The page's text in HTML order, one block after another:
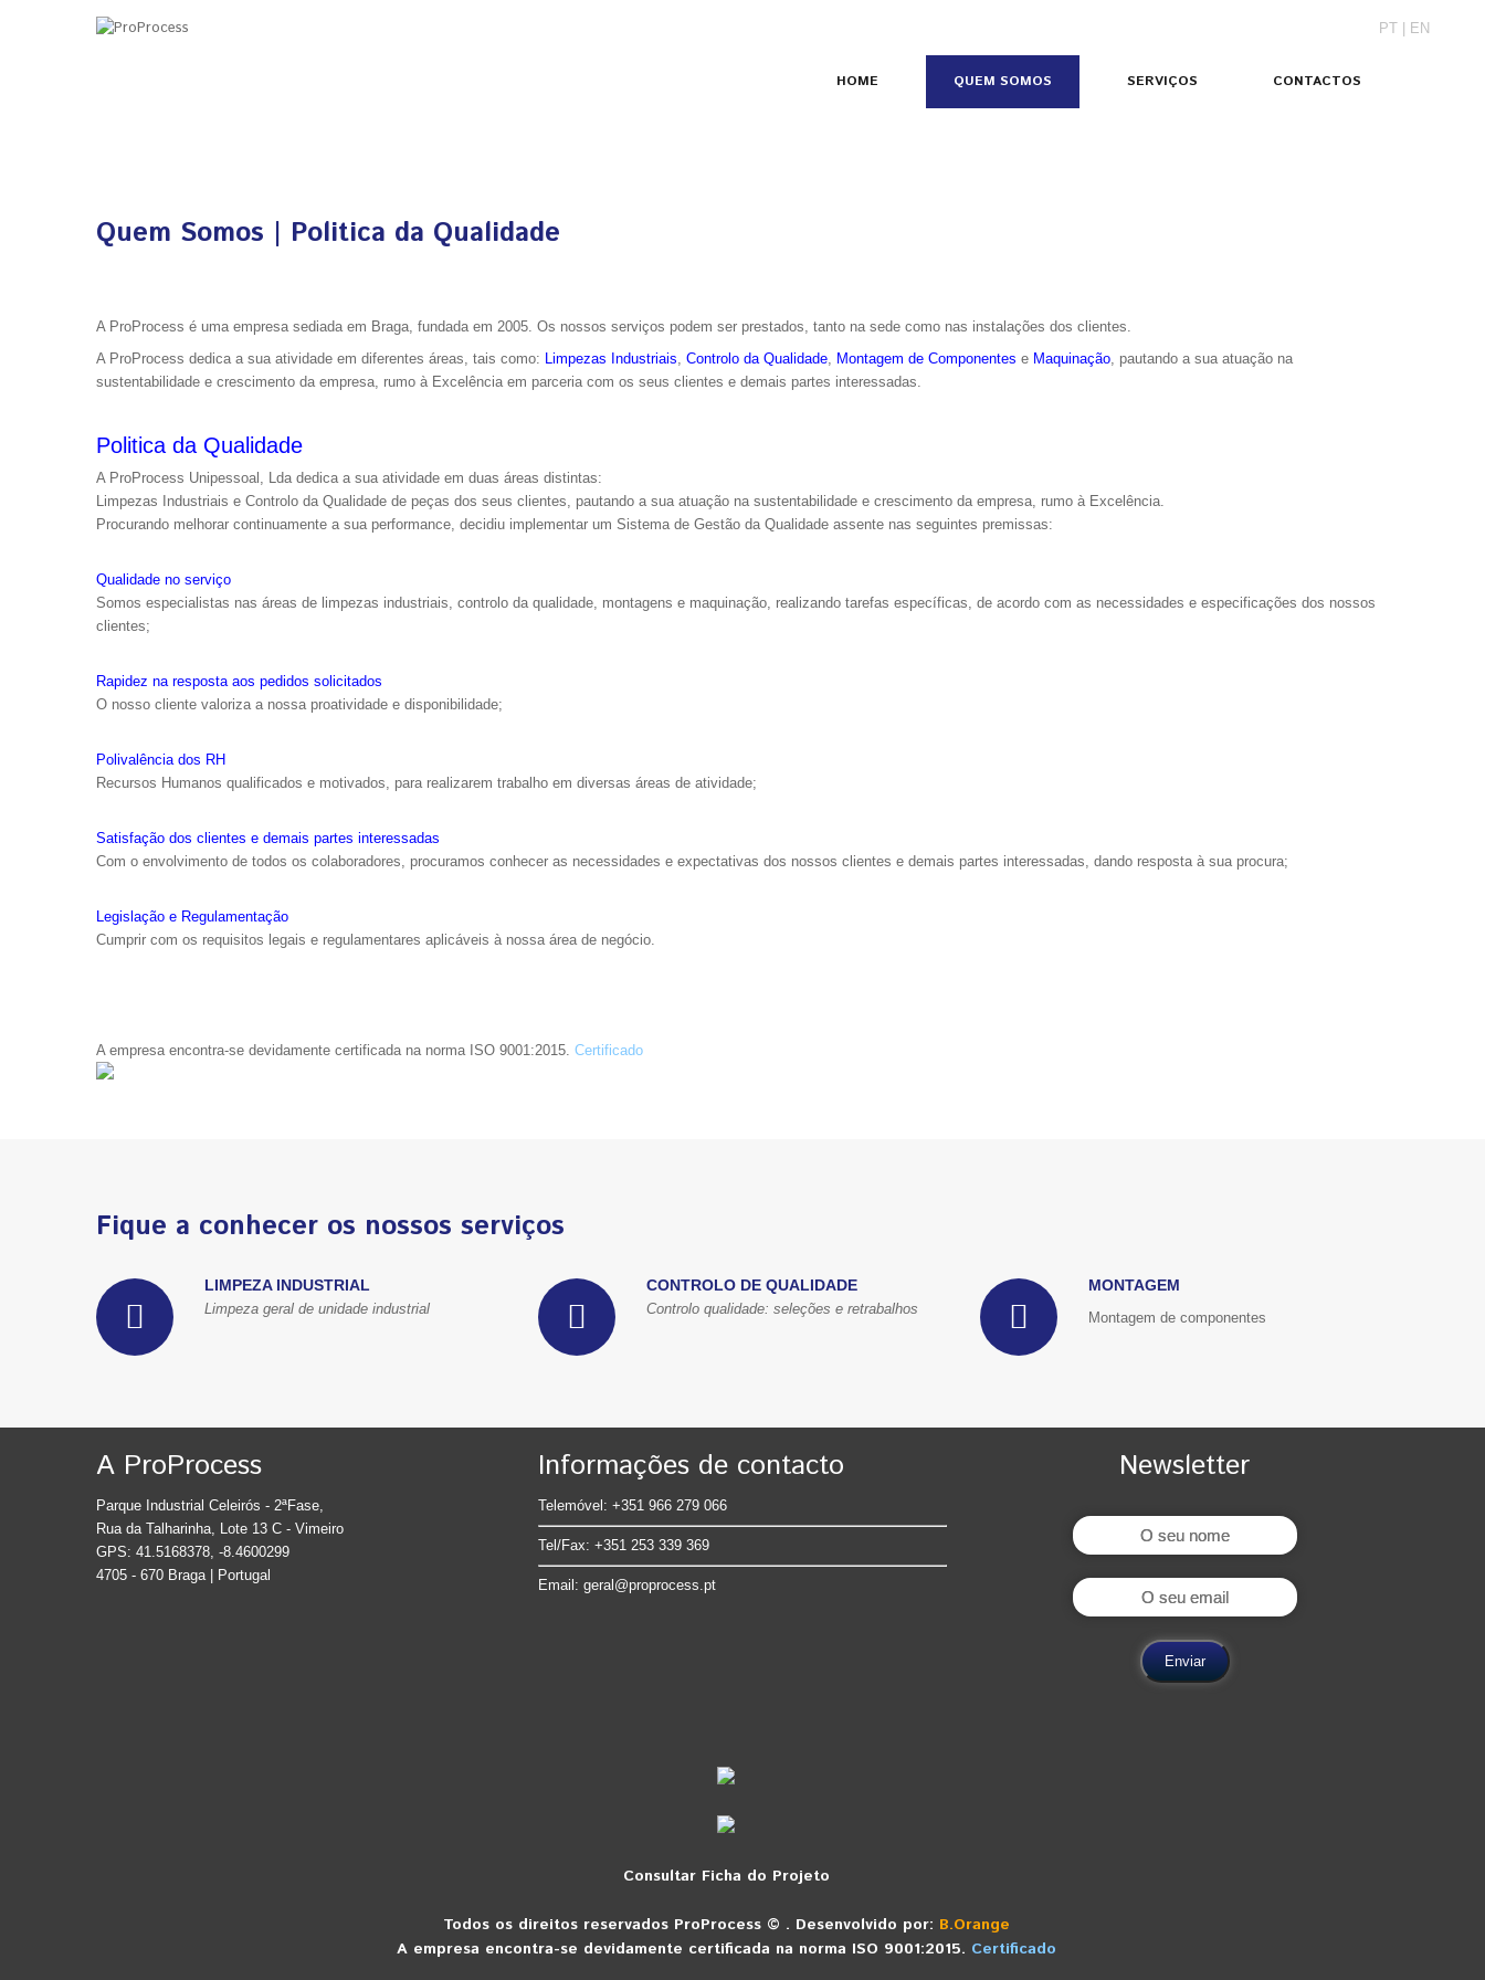
PT EN
HOME QUEM SOMOS SERVIÇOS CONTACTOS
Quem Somos | Politica da Qualidade
A ProProcess é uma empresa sediada em Braga, fundada em 2005. Os nossos serviços podem ser prestados, tanto na sede como nas instalações dos clientes.
A ProProcess dedica a sua atividade em diferentes áreas, tais como: Limpezas Industriais, Controlo da Qualidade, Montagem de Componentes e Maquinação, pautando a sua atuação na
sustentabilidade e crescimento da empresa, rumo à Excelência em parceria com os seus clientes e demais partes interessadas.
Politica da Qualidade
A ProProcess Unipessoal, Ldadedica a sua atividade em duas áreas distintas:
Limpezas Industriais e Controlo da Qualidade de peças dos seus clientes, pautando a sua atuação na sustentabilidade e crescimento da empresa, rumo à Excelência.
Procurando melhorar continuamente a sua performance, decidiu implementar um Sistema de Gestão da Qualidade assente nas seguintes premissas:
Qualidade no serviço
Somos especialistas nas áreas de limpezas industriais, controlo da qualidade, montagens e maquinação, realizando tarefas específicas, de acordo com as necessidades e especificações dos nossos
clientes;
Rapidez na resposta aos pedidos solicitados
O nosso cliente valoriza a nossa proatividade e disponibilidade;
Polivalência dos RH
Recursos Humanos qualificados e motivados, para realizarem trabalho em diversas áreas de atividade;
Satisfação dos clientes e demais partes interessadas
Com o envolvimento de todos os colaboradores, procuramos conhecer as necessidades e expectativas dos nossos clientes e demais partes interessadas, dando resposta à sua procura;
Legislação e Regulamentação
Cumprir com os requisitos legais e regulamentares aplicáveis à nossa área de negócio.
A empresa encontra-se devidamente certificada na norma ISO 9001:2015. Certificado
Fique a conhecer os nossos serviços
LIMPEZA INDUSTRIAL
Limpeza geral de unidade industrial
CONTROLO DE QUALIDADE
Controlo qualidade: seleções e retrabalhos
MONTAGEM
Montagem de componentes
A ProProcess
Parque Industrial Celeirós - 2ªFase,
Rua da Talharinha, Lote 13 C - Vimeiro
GPS: 41.5168378, -8.4600299
4705 - 670 Braga | Portugal
Informações de contacto
Telemóvel: +351 966 279 066
Tel/Fax: +351 253 339 369
Email: geral@proprocess.pt
Newsletter
Consultar Ficha do Projeto
Todos os direitos reservados ProProcess© . Desenvolvido por: B.Orange
A empresa encontra-se devidamente certificada na norma ISO 9001:2015. Certificado